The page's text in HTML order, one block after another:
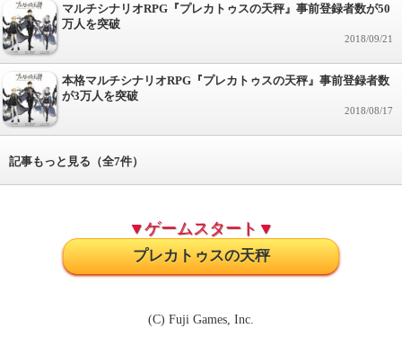
マルチシナリオRPG『プレカトゥスの天秤』事前登録者数が50
万人を突破
2018/09/21
本格マルチシナリオRPG『プレカトゥスの天秤』事前登録者数
が3万人を突破
2018/08/17
記事もっと見る（全7件）
▼ゲームスタート▼
プレカトゥスの天秤
(C) Fuji Games, Inc.